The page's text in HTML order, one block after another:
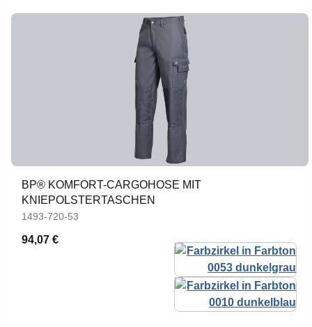
BP® KOMFORT-CARGOHOSE MIT
KNIEPOLSTERTASCHEN
1493-720-53
94,07 €